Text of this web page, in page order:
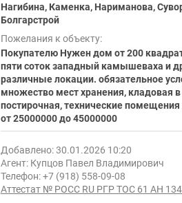
Нагибина, Каменка, Нариманова,
Болгарстрой
Пожелания к объекту:
Покупателю Нужен дом от 200
пяти соток западный камышеваха и
различные локации. обязательное
множество мест хранения, кладовая в
постирочная, технические
от 25000000 до 45000000
Добавлено: 30.01.2026 10:20
Агент: Купцов Павел Владимирович
Телефон: +7 (918) 558-09-08
Аттестат № РОСС RU РГР ТОС 61 АН